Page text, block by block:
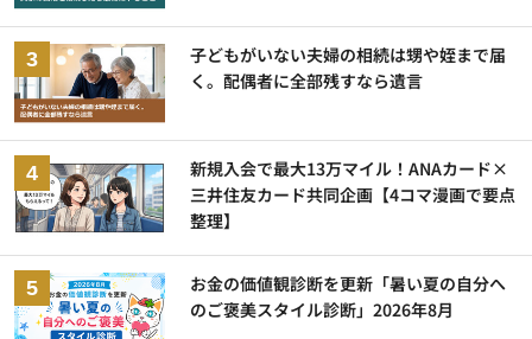
子どもがいない夫婦の相続は甥や姪まで届
く。配偶者に全部残すなら遺言
新規入会で最大13万マイル！ANAカード×
三井住友カード共同企画【4コマ漫画で要点
整理】
お金の価値観診断を更新「暑い夏の自分へ
のご褒美スタイル診断」2026年8月